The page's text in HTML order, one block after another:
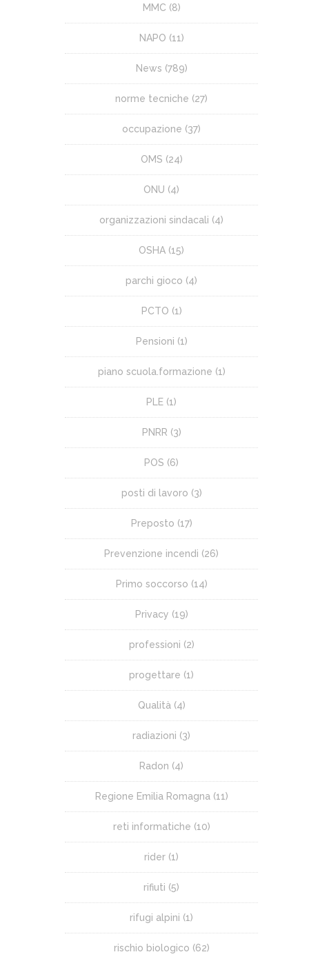
MMC (8)
NAPO (11)
News (789)
norme tecniche (27)
occupazione (37)
OMS (24)
ONU (4)
organizzazioni sindacali (4)
OSHA (15)
parchi gioco (4)
PCTO (1)
Pensioni (1)
piano scuola.formazione (1)
PLE (1)
PNRR (3)
POS (6)
posti di lavoro (3)
Preposto (17)
Prevenzione incendi (26)
Primo soccorso (14)
Privacy (19)
professioni (2)
progettare (1)
Qualità (4)
radiazioni (3)
Radon (4)
Regione Emilia Romagna (11)
reti informatiche (10)
rider (1)
rifiuti (5)
rifugi alpini (1)
rischio biologico (62)